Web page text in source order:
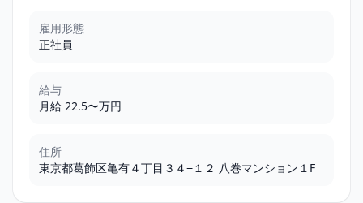
雇用形態
正社員
給与
月給 22.5〜万円
住所
東京都葛飾区亀有４丁目３４−１２ 八巻マンション１F